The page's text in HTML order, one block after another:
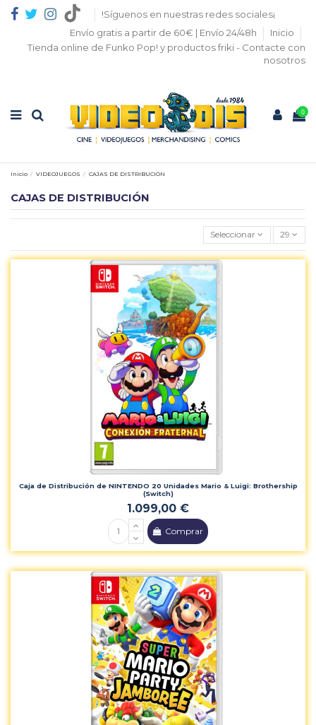
!Síguenos en nuestras redes sociales¡
Envío gratis a partir de 60€ | Envío 24/48h
Inicio
Tienda online de Funko Pop! y productos friki - Contacte con
nosotros
0
Inicio VIDEOJUEGOS CAJAS DE DISTRIBUCIÓN
CAJAS DE DISTRIBUCIÓN
Seleccionar 29
Caja de Distribución de NINTENDO 20 Unidades Mario & Luigi: Brothership
(Switch)
1.099,00 €
Comprar